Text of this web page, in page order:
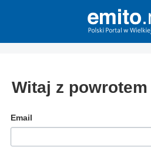
Witaj z
Email